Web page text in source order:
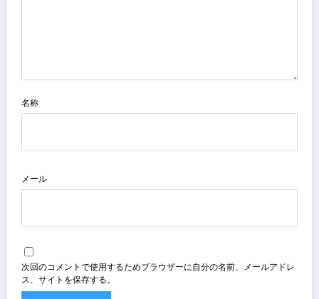
名称
メール
次回のコメントで使用するためブラウザーに自分の名前、メールアドレ
ス、サイトを保存する。